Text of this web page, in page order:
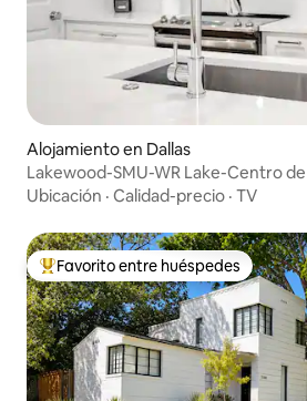
Alojamiento en Dallas
Lakewood-SMU-WR Lake-Centro
distancia-2BR-2 King
Ubicación · Calidad-precio · TV
Favorito entre huéspedes preferido
Favorito entre huéspedes